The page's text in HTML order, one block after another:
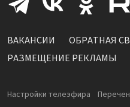
ВАКАНСИИ ОБРАТНАЯ
РАЗМЕЩЕНИЕ РЕКЛАМЫ
Настройки телеэфира